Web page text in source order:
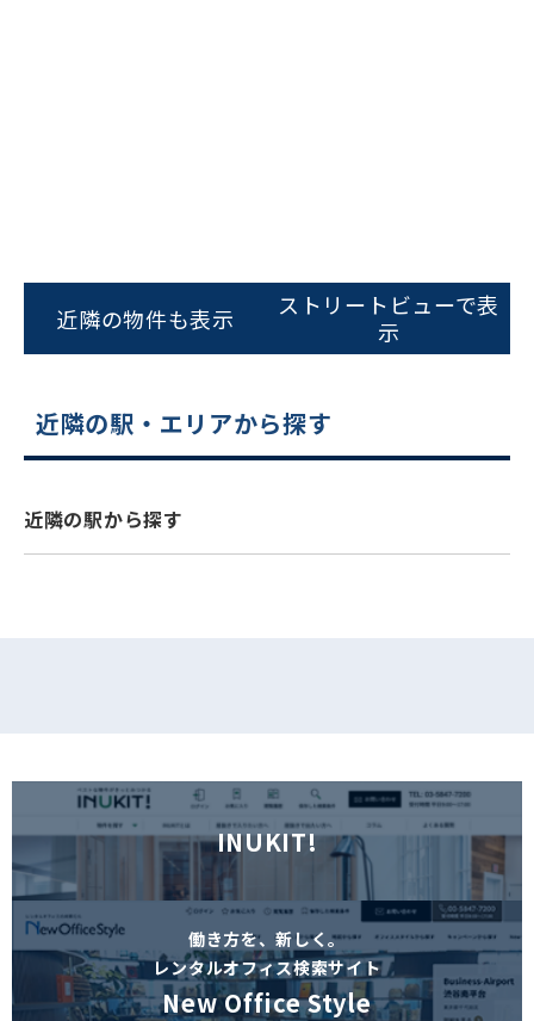
スムーズにご案内できます
0120-620-213
近隣の物件も表示
ストリートビューで表
示
近隣の駅・エリアから探す
近隣の駅から探す
INUKIT!
働き方を、新しく。
レンタルオフィス検索サイト
New Office Style